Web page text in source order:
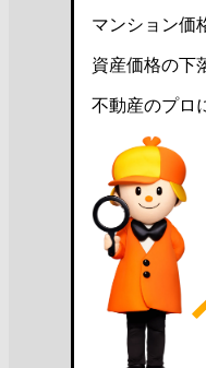
マンション価
資産価格の下
不動産のプロ